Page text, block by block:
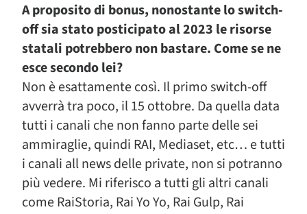
A proposito di bonus, nonostante lo switch-
off sia stato posticipato al 2023 le risorse
statali potrebbero non bastare. Come se ne
esce secondo lei?
Non è esattamente così. Il primo switch-off
avverrà tra poco, il 15 ottobre. Da quella data
tutti i canali che non fanno parte delle sei
ammiraglie, quindi RAI, Mediaset, etc… e tutti
i canali all news delle private, non si potranno
più vedere. Mi riferisco a tutti gli altri canali
come RaiStoria, Rai Yo Yo, Rai Gulp, Rai